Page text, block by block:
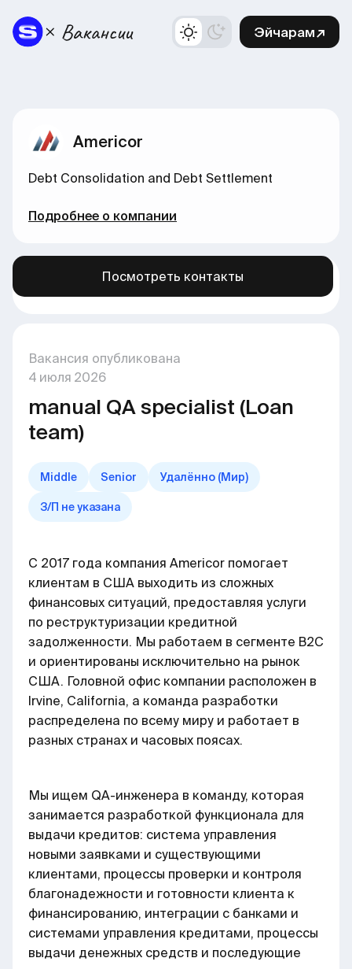
Эйчарам↗
Вакансия опубликована
4 июля 2026
manual QA specialist (Loan
team)
Middle Senior Удалённо (Мир)
З/П не указана
С 2017 года компания Americor помогает
клиентам в США выходить из сложных
финансовых ситуаций, предоставляя услуги
по реструктуризации кредитной
задолженности. Мы работаем в сегменте B2C
и ориентированы исключительно на рынок
США. Головной офис компании расположен в
Irvine, California, а команда разработки
распределена по всему миру и работает в
разных странах и часовых поясах.
Мы ищем QA-инженера в команду, которая
занимается разработкой функционала для
выдачи кредитов: система управления
новыми заявками и существующими
клиентами, процессы проверки и контроля
благонадежности и готовности клиента к
финансированию, интеграции с банками и
системами управления кредитами, процессы
выдачи денежных средств и последующие
Americor
Debt Consolidation and Debt Settlement
Подробнее о компании
Посмотреть контакты
Больше вакансий в нашем канале →